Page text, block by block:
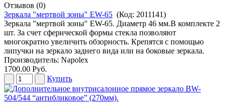
Отзывов (0)
Зеркала "мертвой зоны" EW-65 (Код: 2011141)
Зеркала "мертвой зоны" EW-65. Диаметр 46 мм.В комплекте 2
шт. За счет сферической формы стекла позволяют
многократно увеличить обзорность. Крепятся с помощью
липучки на зеркало заднего вида или на боковые зеркала.
Производитель: Napolex
1700.00 Руб.
Купить